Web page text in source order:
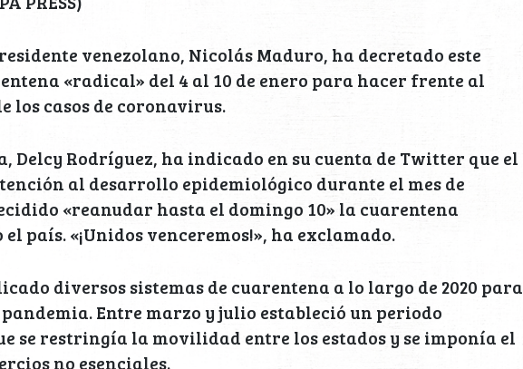
venezolano, Nicolás Maduro, ha decretado este
«radical» del 4 al 10 de enero para hacer frente al
los casos de coronavirus.
Delcy Rodríguez, ha indicado en su cuenta de Twitter que el
al desarrollo epidemiológico durante el mes de
«reanudar hasta el domingo 10» la cuarentena
país. «¡Unidos venceremos!», ha exclamado.
diversos sistemas de cuarentena a lo largo de 2020 para
Entre marzo y julio estableció un periodo
se restringía la movilidad entre los estados y se imponía el
no esenciales.